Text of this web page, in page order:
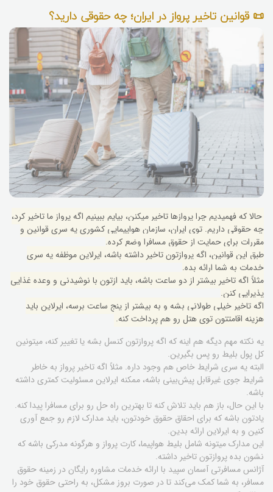
📜 قوانین تاخیر پرواز در ایران؛ چه حقوقی دارید؟
حالا که فهمیدیم چرا پروازها تاخیر میکنن، بیایم ببینیم اگه پرواز ما تاخیر کرد،
چه حقوقی داریم. توی ایران، سازمان هواپیمایی کشوری یه سری قوانین و
مقررات برای حمایت از حقوق مسافرا وضع کرده.
طبق این قوانین، اگه پروازتون تاخیر داشته باشه، ایرلاین موظفه یه سری
خدمات به شما ارائه بده.
مثلاً اگه تاخیر بیشتر از دو ساعت باشه، باید ازتون با نوشیدنی و وعده غذایی
پذیرایی کنن.
اگه تاخیر خیلی طولانی بشه و به بیشتر از پنج ساعت برسه، ایرلاین باید
هزینه اقامتتون توی هتل رو هم پرداخت کنه.
یه نکته مهم دیگه هم اینه که اگه پروازتون کنسل بشه یا تغییر کنه، میتونین
کل پول بلیط رو پس بگیرین.
البته یه سری شرایط خاص هم وجود داره. مثلاً اگه تاخیر پرواز به خاطر
شرایط جوی غیرقابل پیش‌بینی باشه، ممکنه ایرلاین مسئولیت کمتری داشته
باشه.
با این حال، باز هم باید تلاش کنه تا بهترین راه حل رو برای مسافرا پیدا کنه.
یادتون باشه که برای احقاق حقوق خودتون، باید مدارک لازم رو جمع آوری
کنین و به ایرلاین ارائه بدین.
این مدارک میتونه شامل بلیط هواپیما، کارت پرواز و هرگونه مدرکی باشه که
نشون بده پروازتون تاخیر داشته.
آژانس مسافرتی آسمان سپید با ارائه خدمات مشاوره رایگان در زمینه حقوق
مسافر، به شما کمک می‌کند تا در صورت بروز مشکل، به راحتی حقوق خود را